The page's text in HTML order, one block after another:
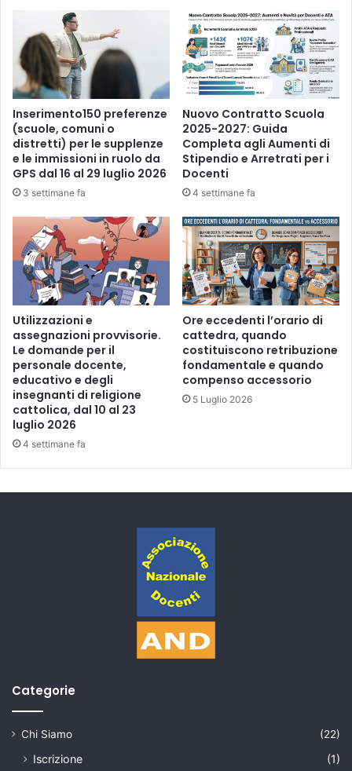
p
a
r
o
l
e
Inserimento150 preferenze
(scuole, comuni o
distretti) per le supplenze
e le immissioni in ruolo da
GPS dal 16 al 29 luglio 2026
3 settimane fa
Nuovo Contratto Scuola
2025-2027: Guida
Completa agli Aumenti di
Stipendio e Arretrati per i
Docenti
4 settimane fa
Utilizzazioni e
assegnazioni provvisorie.
Le domande per il
personale docente,
educativo e degli
insegnanti di religione
cattolica, dal 10 al 23
luglio 2026
4 settimane fa
Ore eccedenti l’orario di
cattedra, quando
costituiscono retribuzione
fondamentale e quando
compenso accessorio
5 Luglio 2026
Categorie
Chi Siamo (22)
Iscrizione
(1)